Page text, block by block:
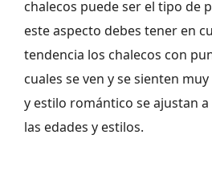
chalecos puede ser el tipo de
este aspecto debes tener en
tendencia los chalecos con
cuales se ven y se sienten
y estilo romántico se ajustan
las edades y estilos.